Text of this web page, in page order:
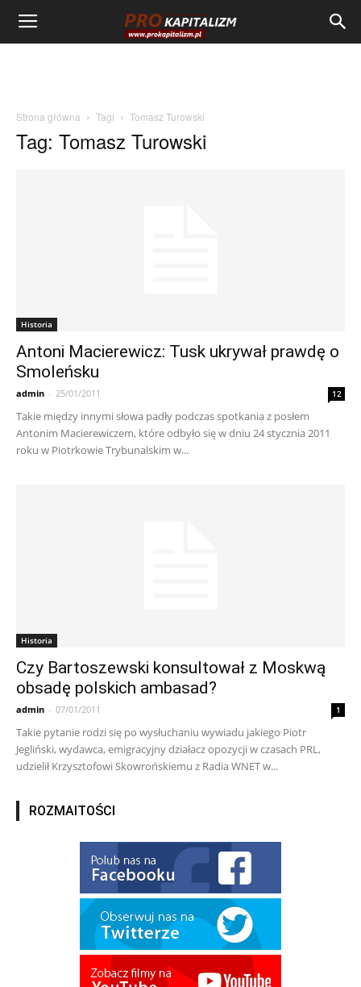
Strona główna Tagi Tomasz Turowski
Tag: Tomasz Turowski
Historia
Antoni Macierewicz: Tusk ukrywał prawdę o
Smoleńsku
admin - 25/01/2011 12
Takie między innymi słowa padły podczas spotkania z posłem
Antonim Macierewiczem, które odbyło się w dniu 24 stycznia 2011
roku w Piotrkowie Trybunalskim w...
Historia
Czy Bartoszewski konsultował z Moskwą
obsadę polskich ambasad?
admin - 07/01/2011 1
Takie pytanie rodzi się po wysłuchaniu wywiadu jakiego Piotr
Jegliński, wydawca, emigracyjny działacz opozycji w czasach PRL,
udzielił Krzysztofowi Skowrońskiemu z Radia WNET w...
ROZMAITOŚCI